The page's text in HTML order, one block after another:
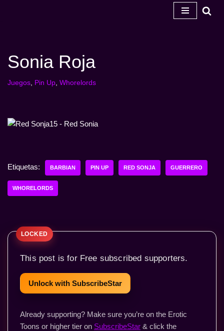
Sonia Roja
Juegos, Pin Up, Whorelords
Etiquetas: BARBIAN PIN UP RED SONJA GUERRERO
WHORELORDS
This post is for Free subscribed supporters.
Unlock with SubscribeStar
Already supporting? Make sure you’re on the Erotic
Toons or higher tier on SubscribeStar & click the